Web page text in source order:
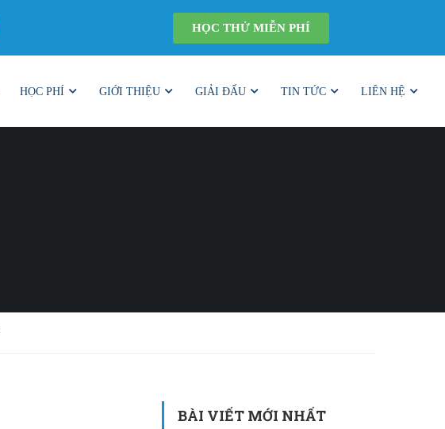
HỌC THỬ MIỄN PHÍ
HỌC PHÍ GIỚI THIỆU GIẢI ĐẤU TIN TỨC LIÊN HỆ
BÀI VIẾT MỚI NHẤT